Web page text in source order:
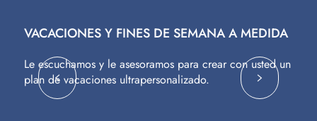
VACACIONES Y FINES DE SEMANA A MEDIDA
Le escuchamos y le asesoramos para crear con usted un
plan de vacaciones ultrapersonalizado.